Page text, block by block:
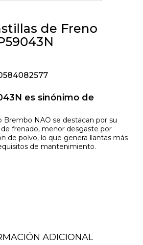
de Freno
es sinónimo de
Brembo NAO se destacan por su
frenado, menor desgaste por
de polvo, lo que genera llantas más
de mantenimiento.
ADICIONAL